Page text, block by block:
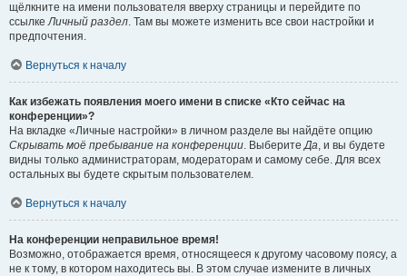
щёлкните на имени пользователя вверху страницы и перейдите по
ссылкеЛичный раздел. Там вы можете изменить все свои настройки и
предпочтения.
Вернуться к началу
Как избежать появления моего имени в списке «Кто сейчас на
конференции»?
На вкладке «Личные настройки» в личном разделе вы найдёте опцию
Скрывать моё пребывание на конференции. ВыберитеДа, и вы будете
видны только администраторам, модераторам и самому себе. Для всех
остальных вы будете скрытым пользователем.
Вернуться к началу
На конференции неправильное время!
Возможно, отображается время, относящееся к другому часовому поясу, а
не к тому, в котором находитесь вы. В этом случае измените в личных